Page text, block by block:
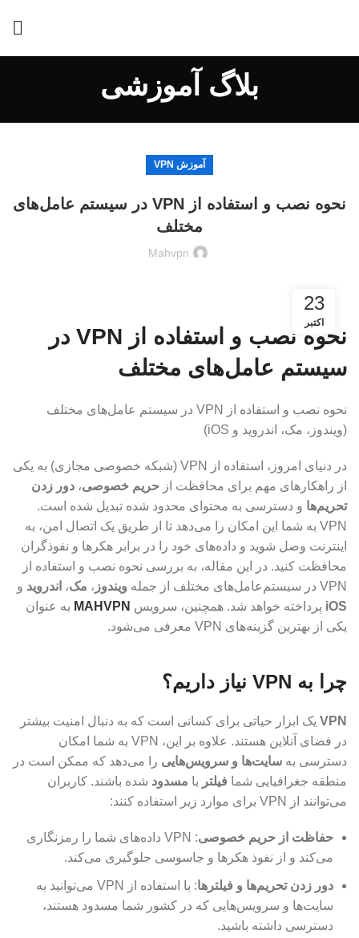
بلاگ آموزشی
آموزش VPN
نحوه نصب و استفاده از VPN در سیستم عامل‌های
مختلف
Mahvpn
23
اکتبر
نحوه نصب و استفاده از VPN در
سیستم عامل‌های مختلف
نحوه نصب و استفاده از VPN در سیستم عامل‌های مختلف
(ویندوز، مک، اندروید و iOS)
در دنیای امروز، استفاده از VPN (شبکه خصوصی مجازی) به یکی
از راهکارهای مهم برای محافظت از حریم خصوصی، دور زدن
تحریم‌ها و دسترسی به محتوای محدود شده تبدیل شده است.
VPN به شما این امکان را می‌دهد تا از طریق یک اتصال امن، به
اینترنت وصل شوید و داده‌های خود را در برابر هکرها و نفوذگران
محافظت کنید. در این مقاله، به بررسی نحوه نصب و استفاده از
VPN در سیستم‌عامل‌های مختلف از جمله
ویندوز ، مک، اندروید و
iOS پرداخته خواهد شد. همچنین، سرویس MAHVPN به عنوان
یکی از بهترین گزینه‌های VPN معرفی می‌شود.
چرا به VPN نیاز داریم؟
VPN یک ابزار حیاتی برای کسانی است که به دنبال امنیت بیشتر
در فضای آنلاین هستند. علاوه بر این، VPN به شما امکان
دسترسی به سایت‌ها و سرویس‌هایی را می‌دهد که ممکن است در
منطقه جغرافیایی شما فیلتر یا مسدود شده باشند. کاربران
می‌توانند از VPN برای موارد زیر استفاده کنند:
حفاظت از حریم خصوصی
: VPN داده‌های شما را رمزنگاری
می‌کند و از نفوذ هکرها و جاسوسی جلوگیری می‌کند.
دور زدن تحریم‌ها و فیلترها
: با استفاده از VPN می‌توانید به
سایت‌ها و سرویس‌هایی که در کشور شما مسدود هستند،
دسترسی داشته باشید.